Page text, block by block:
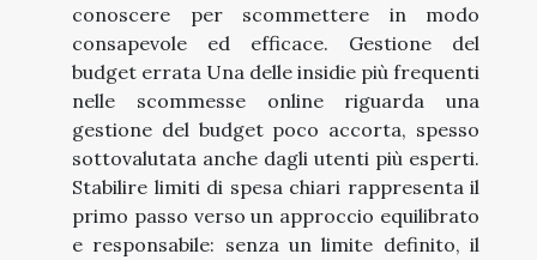
conoscere per scommettere in modo
consapevole ed efficace. Gestione del
budget errata Una delle insidie più frequenti
nelle scommesse online riguarda una
gestione del budget poco accorta, spesso
sottovalutata anche dagli utenti più esperti.
Stabilire limiti di spesa chiari rappresenta il
primo passo verso un approccio equilibrato
e responsabile: senza un limite definito, il